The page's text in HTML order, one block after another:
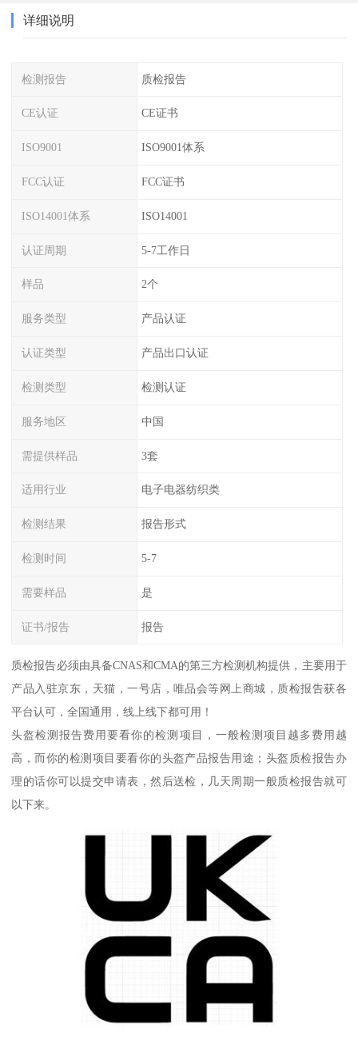
详细说明
检测报告 质检报告
CE认证 CE证书
ISO9001 ISO9001体系
FCC认证 FCC证书
ISO14001体系 ISO14001
认证周期 5-7工作日
样品 2个
服务类型 产品认证
认证类型 产品出口认证
检测类型 检测认证
服务地区 中国
需提供样品 3套
适用行业 电子电器纺织类
检测结果 报告形式
检测时间 5-7
需要样品 是
证书/报告 报告
质检报告必须由具备CNAS和CMA的第三方检测机构提供，主要用于
产品入驻京东，天猫，一号店，唯品会等网上商城，质检报告获各
平台认可，全国通用，线上线下都可用！
头盔检测报告费用要看你的检测项目，一般检测项目越多费用越
高，而你的检测项目要看你的头盔产品报告用途；头盔质检报告办
理的话你可以提交申请表，然后送检，几天周期一般质检报告就可
以下来。